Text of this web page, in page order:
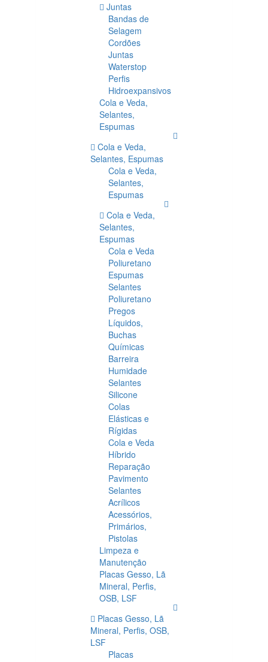
Juntas
Bandas de
Selagem
Cordões
Juntas
Waterstop
Perfis
Hidroexpansivos
Cola e Veda,
Selantes,
Espumas
Cola e Veda,
Selantes, Espumas
Cola e Veda,
Selantes,
Espumas
Cola e Veda,
Selantes,
Espumas
Cola e Veda
Poliuretano
Espumas
Selantes
Poliuretano
Pregos
Líquidos,
Buchas
Químicas
Barreira
Humidade
Selantes
Silicone
Colas
Elásticas e
Rígidas
Cola e Veda
Híbrido
Reparação
Pavimento
Selantes
Acrílicos
Acessórios,
Primários,
Pistolas
Limpeza e
Manutenção
Placas Gesso, Lã
Mineral, Perfis,
OSB, LSF
Placas Gesso, Lã
Mineral, Perfis, OSB,
LSF
Placas